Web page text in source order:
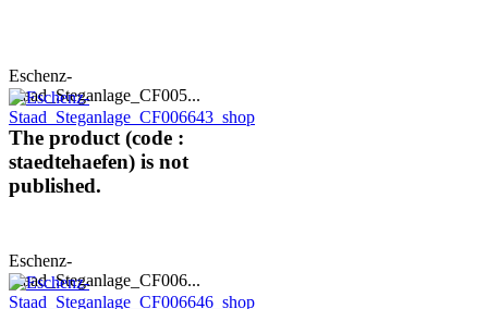
Eschenz-
Staad_Steganlage_CF005...
The product (code :
staedtehaefen) is not
published.
Eschenz-
Staad_Steganlage_CF006...